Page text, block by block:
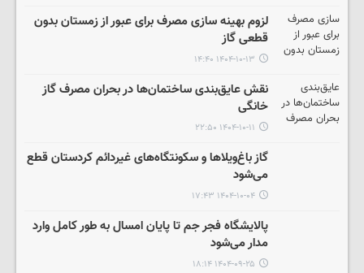
لزوم‌ بهینه سازی مصرف برای عبور از زمستان بدون
قطعی گاز
۱۴۰۴-۱۰-۱۳ ۱۴:۴۰
نقش عایق‌بندی ساختمان‌ها در بحران مصرف گاز
خانگی
۱۴۰۴-۱۰-۱۱ ۲۲:۵۰
گاز باغ‌ویلاها و سکونتگاه‌های غیردائم کردستان قطع
می‌شود
۱۴۰۴-۱۰-۰۴ ۱۷:۴۳
پالایشگاه فجر جم تا پایان امسال به طور کامل وارد
مدار می‌شود
۱۴۰۴-۰۹-۲۵ ۱۸:۱۴